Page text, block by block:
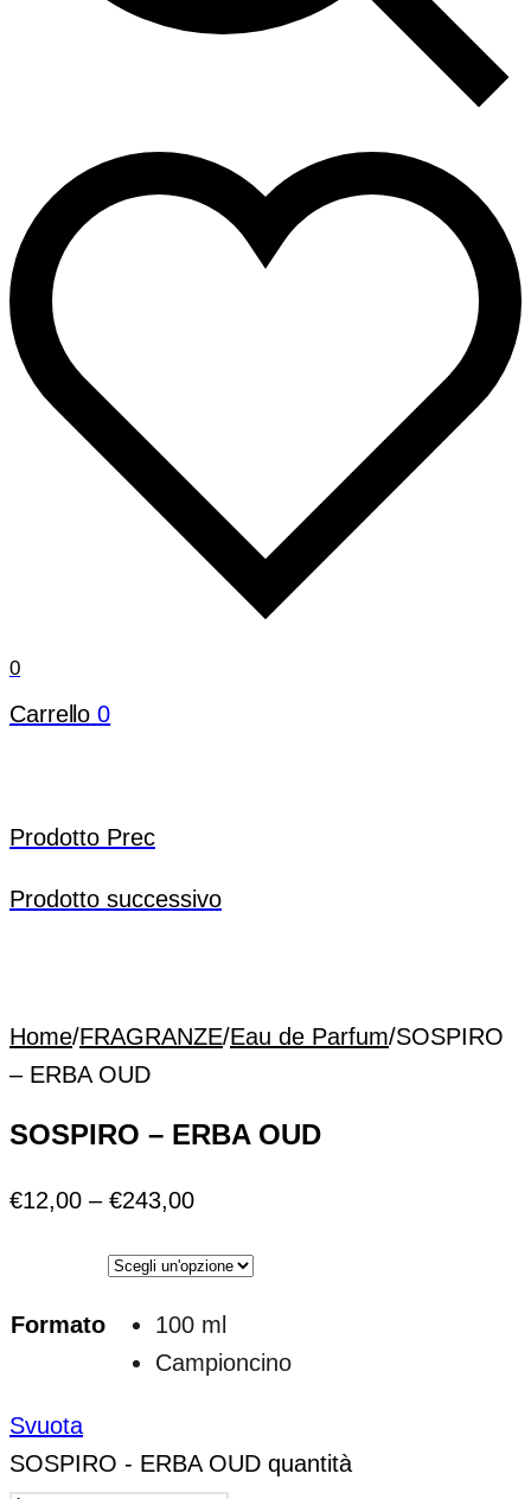
0
Carrello 0
Prodotto Prec
Prodotto successivo
Home/FRAGRANZE/Eau de Parfum/SOSPIRO
– ERBA OUD
SOSPIRO – ERBA OUD
€12,00 – €243,00
Formato
100 ml
Campioncino
Svuota
SOSPIRO - ERBA OUD quantità